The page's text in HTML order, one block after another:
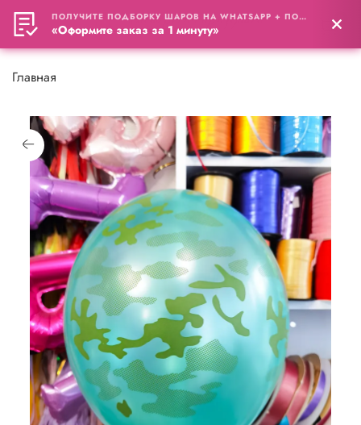
0
Главная
ПОЛУЧИТЕ ПОДБОРКУ ШАРОВ НА WHATSAPP + ПОДАРОК
«Оформите заказ за 1 минуту»